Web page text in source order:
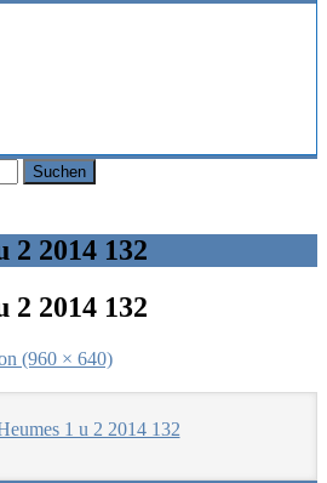
Suchen
2 2014 132
2 2014 132
(960 × 640)